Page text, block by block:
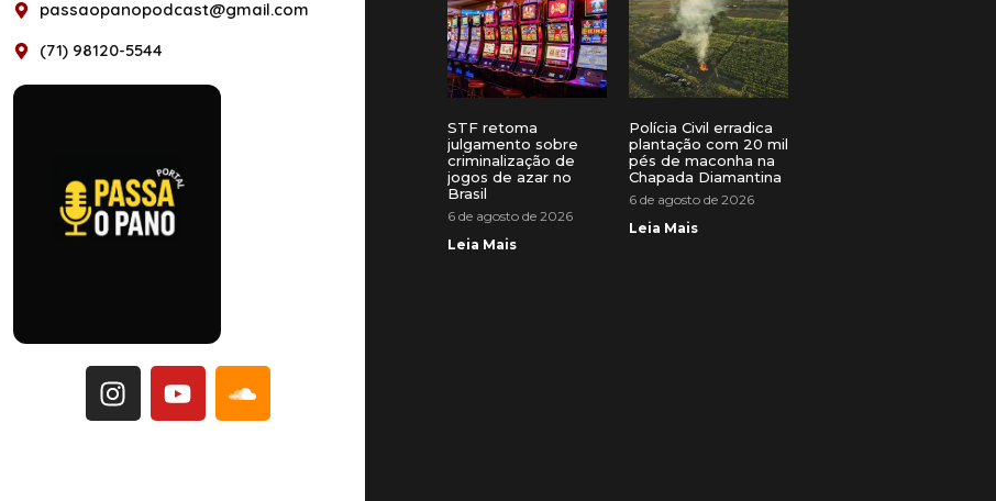
passaopanopodcast@gmail.com
(71) 98120-5544
STF retoma
julgamento sobre
criminalização de
jogos de azar no
Brasil
6 de agosto de 2026
Leia Mais
Polícia Civil erradica
plantação com 20 mil
pés de maconha na
Chapada Diamantina
6 de agosto de 2026
Leia Mais